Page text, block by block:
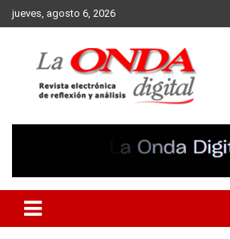
Skip
to
jueves, agosto 6, 2026